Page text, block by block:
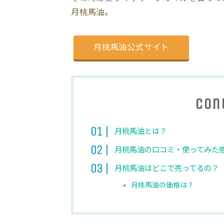
月桃馬油。
月桃馬油公式サイト
月桃馬油とは？
月桃馬油の口コミ・使ってみた
月桃馬油はどこで売ってるの？
月桃馬油の価格は？